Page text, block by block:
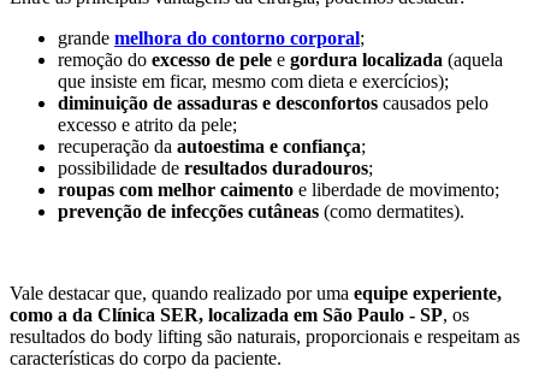
grande melhora do contorno corporal;
remoção do excesso de pele e gordura localizada (aquela
que insiste em ficar, mesmo com dieta e exercícios);
diminuição de assaduras e desconfortos causados pelo
excesso e atrito da pele;
recuperação da autoestima e confiança;
possibilidade de resultados duradouros;
roupas com melhor caimento e liberdade de movimento;
prevenção de infecções cutâneas (como dermatites).
Vale destacar que, quando realizado por uma equipe experiente,
como a da Clínica SER, localizada em São Paulo - SP, os
resultados do body lifting são naturais, proporcionais e respeitam as
características do corpo da paciente.